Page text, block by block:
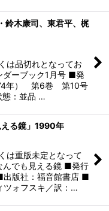
鈴木康司、東君平、梶
は品切れとなってお
ダーブック1月号 ■発
年） 第6巻 第10号
：並品 …
える鏡」1990年
は重版未定となって
でも見える鏡 ■発行
版社：福音館書店 ■
ツォフスキ／訳：…